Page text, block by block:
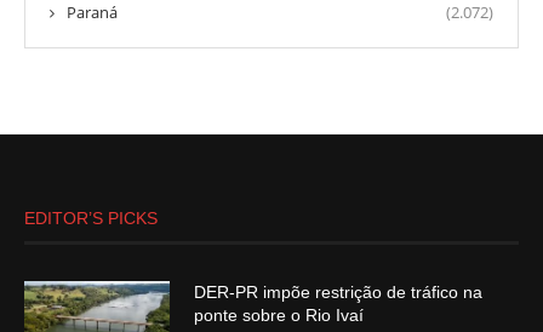
Paraná (2.072)
EDITOR’S PICKS
DER-PR impõe restrição de tráfico na
ponte sobre o Rio Ivaí